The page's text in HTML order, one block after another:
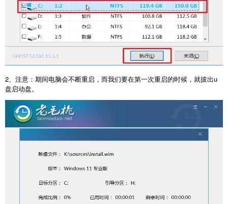
2、注意：期间电脑会不断重启，而我们要在第一次重启的时候，就拔出u
盘启动盘。